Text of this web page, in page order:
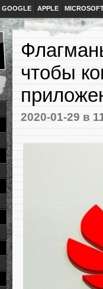
GOOGLE APPLE
чтобы
2020-01-29 в